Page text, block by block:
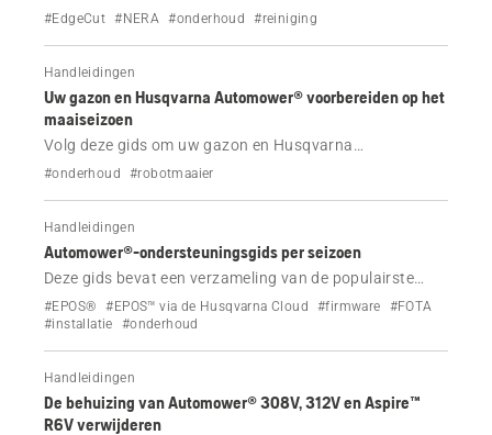
en 410VE NERA kunt verwijderen, bijvoorbeeld voor
#EdgeCut #NERA #onderhoud #reiniging
Handleidingen
Uw gazon en Husqvarna Automower® voorbereiden op het
maaiseizoen
Volg deze gids om uw gazon en Husqvarna
Automower® robotmaaier voor te bereiden op het
Automower® klaarmaakt.
#onderhoud #robotmaaier
Handleidingen
Automower®-ondersteuningsgids per seizoen
Deze gids bevat een verzameling van de populairste
onderwerpen voor Automower®-ondersteuning voor elk
seizoen, van voorbereiding in de lente tot opslag in de
tips voor accuonderhoud, slimme Automower®
Connect-functies en nog veel meer.
#EPOS® #EPOS™ via de Husqvarna Cloud #firmware
#FOTA
#installatie
#onderhoud
Handleidingen
De behuizing van Automower® 308V, 312V en Aspire™
R6V verwijderen